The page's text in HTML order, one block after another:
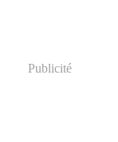
Publicité